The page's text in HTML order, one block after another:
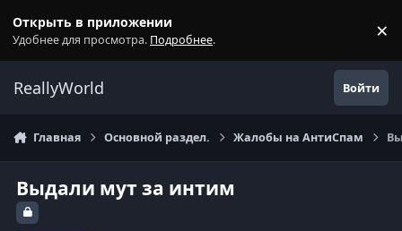
Открыть в приложении
Удобнее для просмотра. Подробнее. ×
ReallyWorld Войти
Главная Основной раздел. Жалобы на АнтиСпам
Выдали мут за интим